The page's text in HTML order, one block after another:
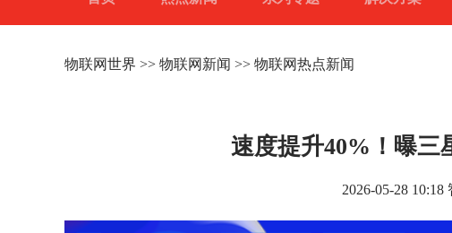
物联网世界 >> 物联网新闻 >> 物联网热点新闻
速度提升40%！曝三
2026-05-28